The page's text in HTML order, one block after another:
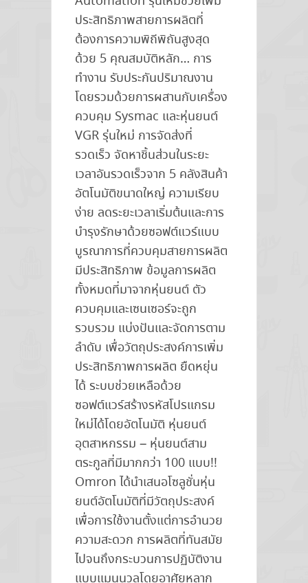
by
Omron
ประสิทธิภาพสายการผลิตที่
ต้องการความพิถีพิถันสูงสุด
ด้วย 5 คุณสมบัติหลัก… การ
ทำงาน รับประกันปริมาณงาน
โดยรวมด้วยการผสานกับเครื่อง
ควบคุม Sysmac และหุ่นยนต์
VGR รุ่นใหม่ การจัดส่งที่
รวดเร็ว จัดหาชิ้นส่วนในระยะ
เวลาอันรวดเร็วจาก 5 คลังสินค้า
อัตโนมัติขนาดใหญ่ ความเรียบ
ง่าย ลดระยะเวลาเริ่มต้นและการ
บำรุงรักษาด้วยซอฟต์แวร์แบบ
บูรณาการที่ควบคุมสายการผลิต
มีประสิทธิภาพ ข้อมูลการผลิต
ทั้งหมดที่มาจากหุ่นยนต์ ตัว
ควบคุมและเซนเซอร์จะถูก
รวบรวม แบ่งปันและจัดการตาม
ลำดับ เพื่อวัตถุประสงค์การเพิ่ม
ประสิทธิภาพการผลิต ยืดหยุ่น
ได้ ระบบช่วยเหลือด้วย
ซอฟต์แวร์สร้างรหัสโปรแกรม
ใหม่ได้โดยอัตโนมัติ หุ่นยนต์
อุตสาหกรรม – หุ่นยนต์สาม
ตระกูลที่มีมากกว่า 100 แบบ!!
Omron ได้นำเสนอโซลูชั่นหุ่น
ยนต์อัตโนมัติที่มีวัตถุประสงค์
เพื่อการใช้งานตั้งแต่การอำนวย
ความสะดวก การผลิตที่ทันสมัย
ไปจนถึงกระบวนการปฏิบัติงาน
แบบแมนนวลโดยอาศัยหลาก